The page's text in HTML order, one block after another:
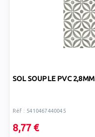
SOL SOUPLE PVC 2,8MM
Réf : 5410467440045
8,77 €